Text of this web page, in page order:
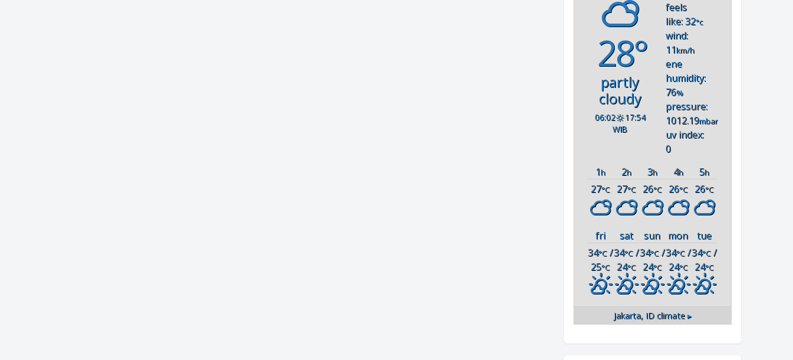
28°
partly
cloudy
06:02
17:54
WIB
feels
like: 32°c
wind:
11km/h
ene
humidity:
76%
pressure:
1012.19mbar
uv index:
0
1h 2h 3h 4h 5h
27°C 27°C 26°C 26°C 26°C
fri sat sun mon
tue
34°C/
25°C
34°C/
24°C
34°C/
24°C
34°C/
24°C
34°C /
24°C
Jakarta, ID climate ▸